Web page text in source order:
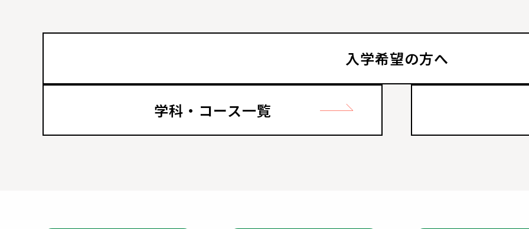
入学希望の方へ
学科・コース一覧